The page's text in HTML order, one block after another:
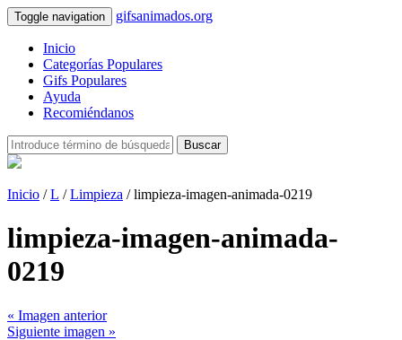
Toggle navigation gifsanimados.org
Inicio
Categorías Populares
Gifs Populares
Ayuda
Recomiéndanos
Buscar
Inicio /L /Limpieza / limpieza-imagen-animada-0219
limpieza-imagen-animada-
0219
« Imagen anterior
Siguiente imagen »